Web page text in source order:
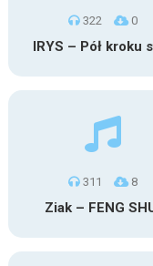
322 0
IRYS – Pół kroku
311 8
Ziak – FENG